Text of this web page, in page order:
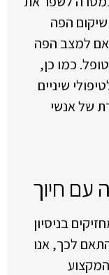
הפה
למצב הפה
כמו כן,
שיניים
של אנשי
עם חיוך
בניסיון
לכך, אנו